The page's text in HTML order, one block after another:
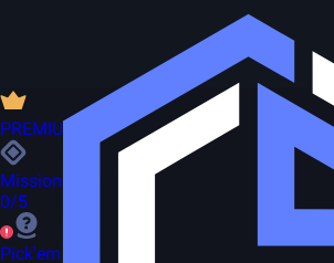
PREMIUM
Missionen
0/5
Pick'em